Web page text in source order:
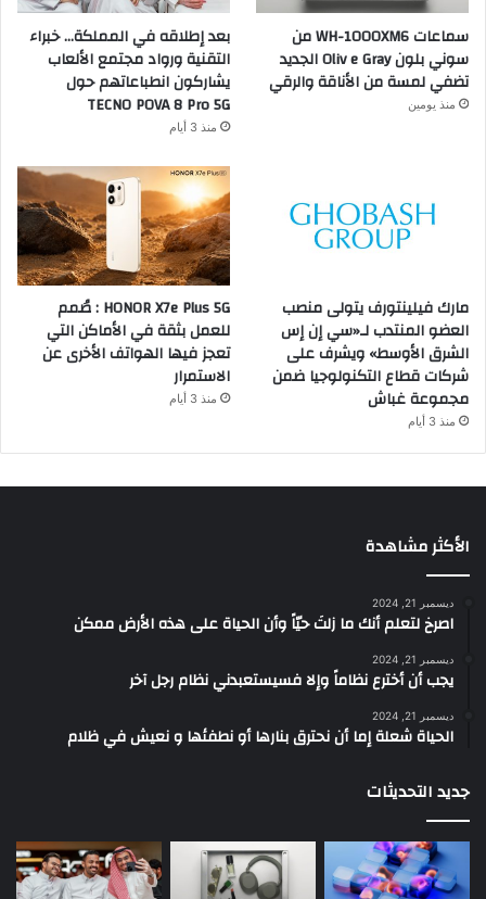
سماعات WH-1000XM6 من
سوني بلون Oliv e Gray الجديد
تضفي لمسة من الأناقة والرقي
منذ يومين
بعد إطلاقه في المملكة… خبراء
التقنية ورواد مجتمع الألعاب
يشاركون انطباعاتهم حول
TECNO POVA 8 Pro 5G
منذ 3 أيام
مارك فيلينتورف يتولى منصب
العضو المنتدب لـ«سي إن إس
الشرق الأوسط» ويشرف على
شركات قطاع التكنولوجيا ضمن
مجموعة غباش
منذ 3 أيام
HONOR X7e Plus 5G : صُمم
للعمل بثقة في الأماكن التي
تعجز فيها الهواتف الأخرى عن
الاستمرار
منذ 3 أيام
الأكثر مشاهدة
ديسمبر 21, 2024
‫اصرخ لتعلم أنك ما زلتَ حيّاً وأن الحياة على هذه الأرض ممكن
ديسمبر 21, 2024
يجب أن أخترع نظاماً وإلا فسيستعبدني نظام رجل آخر
ديسمبر 21, 2024
الحياة شعلة إما أن نحترق بنارها أو نطفئها و نعيش في ظلام
جديد التحديثات